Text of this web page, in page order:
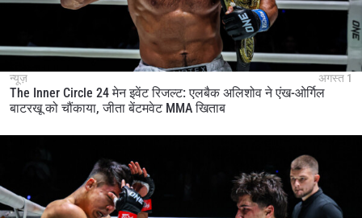
न्यूज़ अगस्त 1
The Inner Circle 24 मेन इवेंट रिजल्ट: एलबैक अलिशोव ने एंख-ओर्गिल
बाटरखू को चौंकाया, जीता बेंटमवेट MMA खिताब